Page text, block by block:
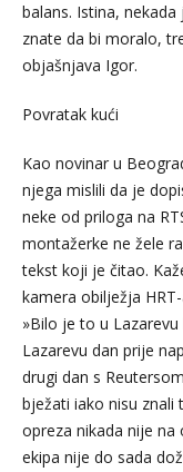
balans. Istina,
znate da bi moralo,
objašnjava Igor.
Povratak kući
Kao novinar u
njega mislili da je
neke od priloga na
montažerke ne žele
tekst koji je čitao.
kamera obilježja
»Bilo je to u
Lazarevu dan prije
drugi dan s
bježati iako nisu znali
opreza nikada nije
ekipa nije do sada